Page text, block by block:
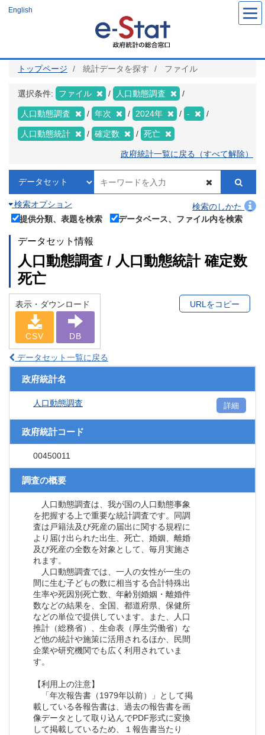
ツ
English
トップページ 統計データを探す ファイル
選択条件: ファイル 人口動態調査
人口動態調査 年次 2024年 -
人口動態統計 確定数 死亡
政府統計一覧に戻る（すべて解除）
検索オプション
検索のしかた
提供分類、表題を検索
データベース、ファイル内を検索
データセット情報
人口動態調査 / 人口動態統計 確定数
死亡
表示・ダウンロード
CSV DB
URLをコピー
データセット一覧に戻る
政府統計名
人口動態調査 詳細
政府統計コード
00450011
調査の概要
人口動態調査は、我が国の人口動態事象
を把握する上で重要な統計調査です。同調
査は戸籍法及び死産の届出に関する規程に
より届け出られた出生、死亡、婚姻、離婚
及び死産の全数を対象として、毎月実施さ
れます。
人口動態調査では、一人の女性が一生の
間に生む子どもの数に相当する合計特殊出
生率や死因別死亡数、年齢別婚姻・離婚件
数などの結果を、全国、都道府県、保健所
などの単位で提供しています。また、人口
推計（総務省）、生命表（厚生労働省）な
ど他の統計や施策に活用されるほか、民間
企業や研究機関でも広く利用されていま
す。
【利用上の注意】
「年次報告書（1979年以前）」として掲
載している各報告書は、過去の報告書を画
像データとして取り込んでPDF形式に変換
して掲載しているため、１報告書当たり